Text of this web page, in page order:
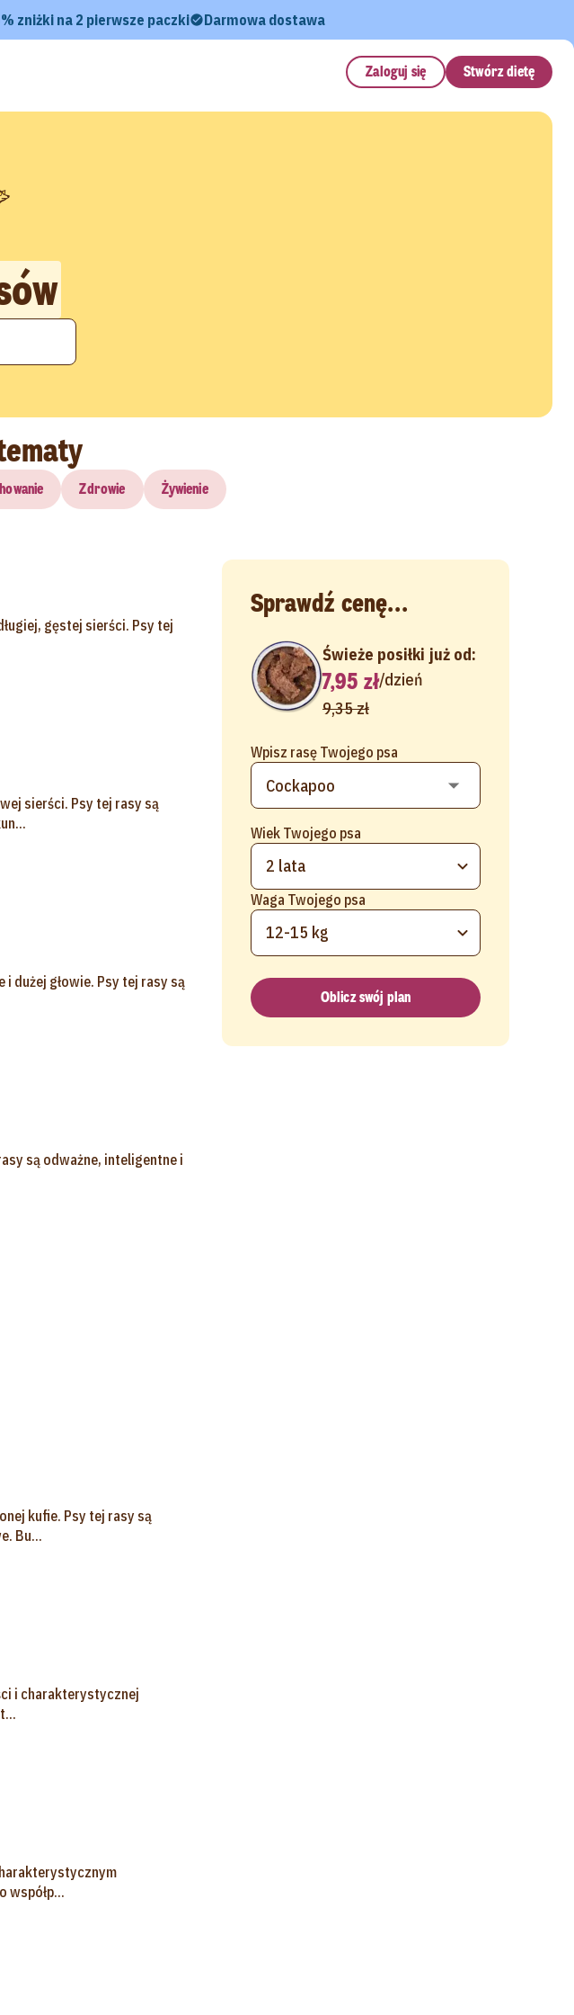
zniżki na 2 pierwsze paczki Darmowa dostawa
Zaloguj się Stwórz dietę
Zdrowie Żywienie
gęstej sierści. Psy tej
sierści. Psy tej rasy są
dużej głowie. Psy tej rasy są
są odważne, inteligentne i
kufie. Psy tej rasy są
Bu...
i charakterystycznej
współp...
Sprawdź cenę...
Wpisz rasę Twojego psa
Wiek Twojego psa
2 lata
Waga Twojego psa
12-15 kg
Świeże posiłki już od:
7,95 zł/dzień
9,35 zł
Oblicz swój plan